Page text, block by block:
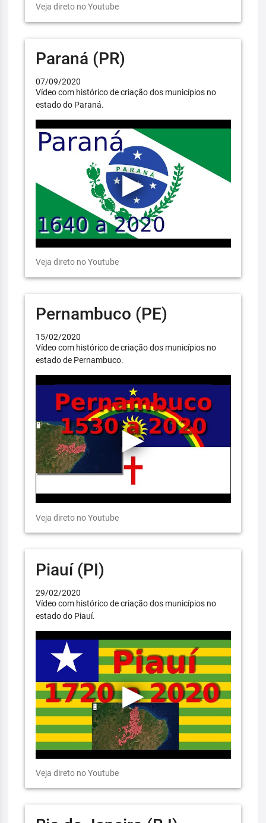
Veja direto no Youtube
Paraná (PR)
07/09/2020
Vídeo com histórico de criação dos municípios no
estado do Paraná.
Veja direto no Youtube
Pernambuco (PE)
15/02/2020
Vídeo com histórico de criação dos municípios no
estado de Pernambuco.
Veja direto no Youtube
Piauí (PI)
29/02/2020
Vídeo com histórico de criação dos municípios no
estado do Piauí.
Veja direto no Youtube